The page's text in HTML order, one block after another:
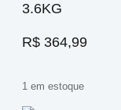
3.6KG
R$ 364,99
1 em estoque